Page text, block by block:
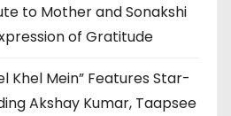
to Mother and Sonakshi
of Gratitude
Khel Mein” Features Star-
Akshay Kumar, Taapsee